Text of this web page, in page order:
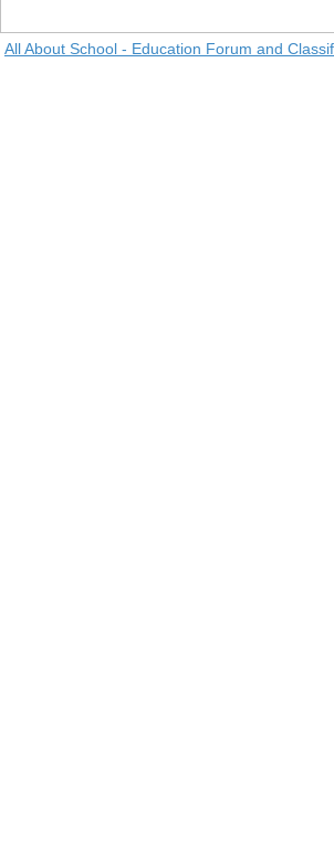
All About School - Education Forum and